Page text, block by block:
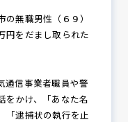
無職男性（６９）
円をだまし取られた
通信事業者職員や警
をかけ、「あなた名
「逮捕状の執行を止